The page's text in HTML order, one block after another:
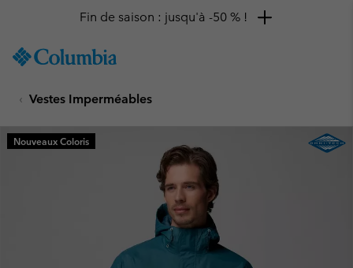
TO
SKIP
MAIN
NAV
Fin de saison : jusqu'à -50 % !
Vestes Imperméables
Nouveaux Coloris